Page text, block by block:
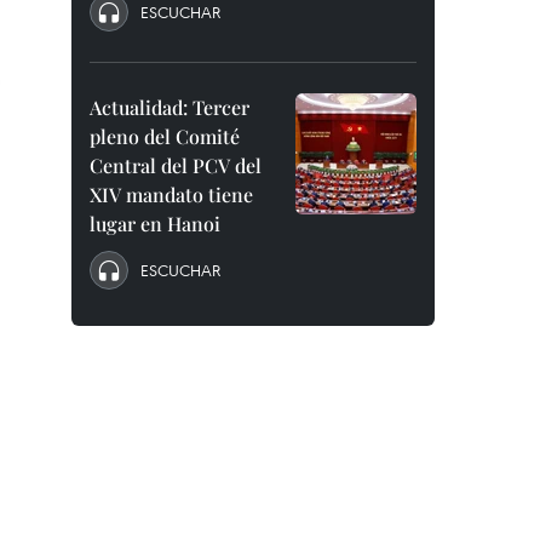
ESCUCHAR
Actualidad: Tercer
pleno del Comité
Central del PCV del
XIV mandato tiene
lugar en Hanoi
ESCUCHAR